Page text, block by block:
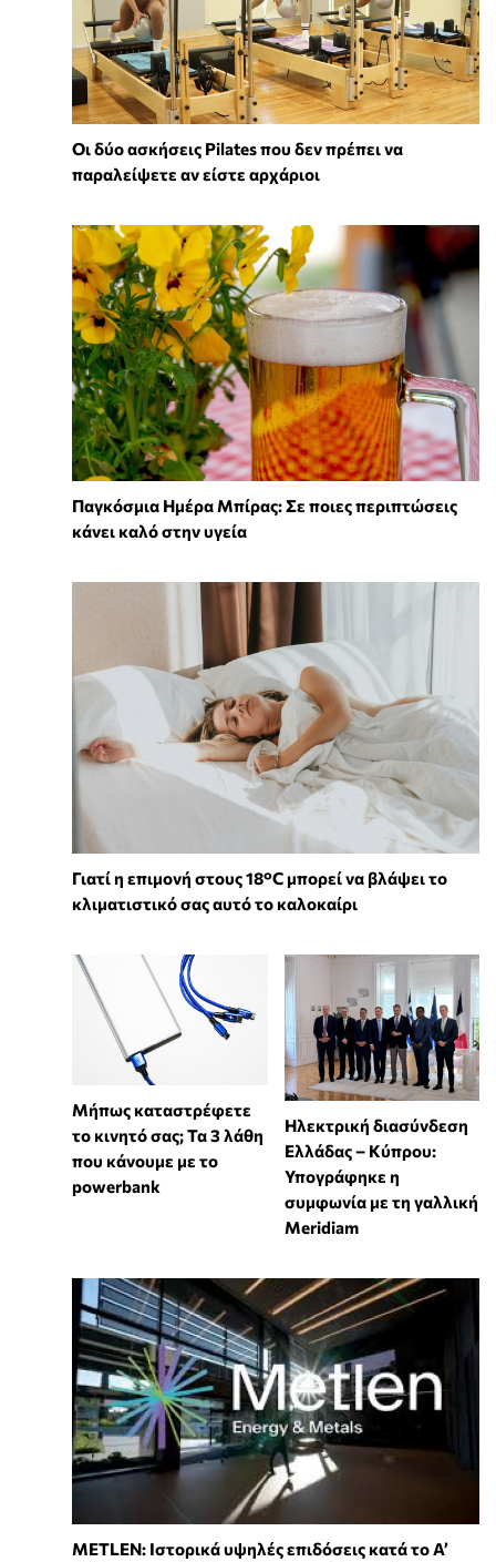
Οι δύο ασκήσεις Pilates που δεν πρέπει να
παραλείψετε αν είστε αρχάριοι
Παγκόσμια Ημέρα Μπίρας: Σε ποιες περιπτώσεις
κάνει καλό στην υγεία
Γιατί η επιμονή στους 18°C μπορεί να βλάψει το
κλιματιστικό σας αυτό το καλοκαίρι
Μήπως καταστρέφετε
το κινητό σας; Τα 3 λάθη
που κάνουμε με το
powerbank
Ηλεκτρική διασύνδεση
Ελλάδας – Κύπρου:
Υπογράφηκε η
συμφωνία με τη γαλλική
Meridiam
METLEN: Ιστορικά υψηλές επιδόσεις κατά το Α’